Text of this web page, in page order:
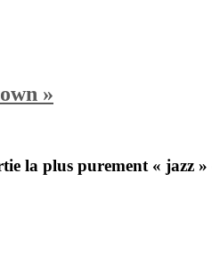
»
la plus purement « jazz